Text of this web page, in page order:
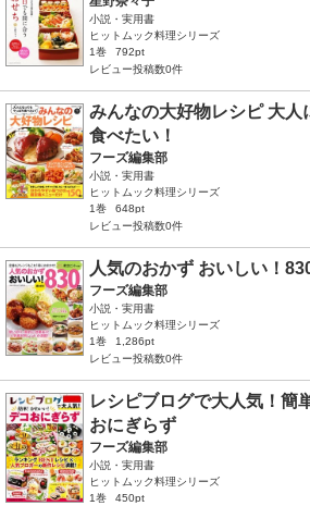
小説・実用書
ヒットムック料理シリーズ
1巻
792pt
レビュー投稿数0件
みんなの大好物レシピ 大人
食べたい！
フーズ編集部
小説・実用書
ヒットムック料理シリーズ
1巻
648pt
レビュー投稿数0件
人気のおかず おいしい！
フーズ編集部
小説・実用書
ヒットムック料理シリーズ
1巻
1,286pt
レビュー投稿数0件
レシピブログで大人気！簡
おにぎらず
フーズ編集部
小説・実用書
ヒットムック料理シリーズ
1巻
450pt